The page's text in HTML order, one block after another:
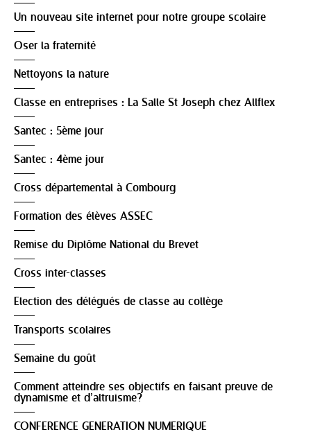
Un nouveau site internet pour notre groupe scolaire
Oser la fraternité
Nettoyons la nature
Classe en entreprises : La Salle St Joseph chez Allflex
Santec : 5ème jour
Santec : 4ème jour
Cross départemental à Combourg
Formation des élèves ASSEC
Remise du Diplôme National du Brevet
Cross inter-classes
Election des délégués de classe au collège
Transports scolaires
Semaine du goût
Comment atteindre ses objectifs en faisant preuve de
dynamisme et d’altruisme?
CONFERENCE GENERATION NUMERIQUE